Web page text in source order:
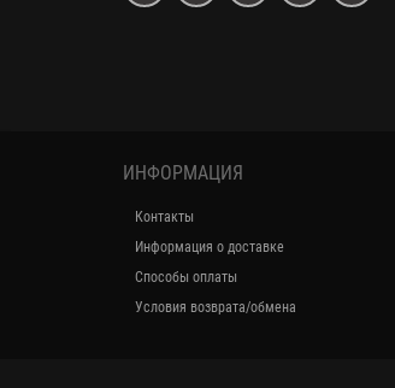
ИНФОРМАЦИЯ
Контакты
Информация о доставке
Способы оплаты
Условия возврата/обмена